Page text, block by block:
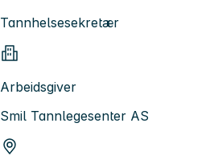
Tannhelsesekretær
Arbeidsgiver
Smil Tannlegesenter AS